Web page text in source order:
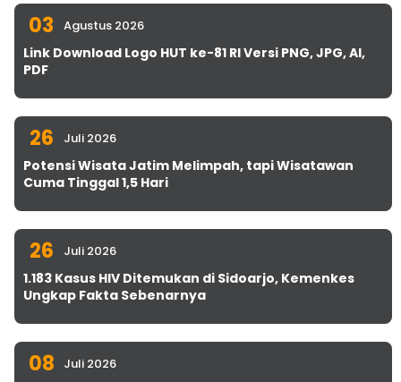
03 Agustus 2026
Link Download Logo HUT ke-81 RI Versi PNG, JPG, AI,
PDF
26 Juli 2026
Potensi Wisata Jatim Melimpah, tapi Wisatawan
Cuma Tinggal 1,5 Hari
26 Juli 2026
1.183 Kasus HIV Ditemukan di Sidoarjo, Kemenkes
Ungkap Fakta Sebenarnya
08 Juli 2026